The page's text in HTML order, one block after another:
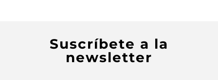
Suscríbete a la
newsletter